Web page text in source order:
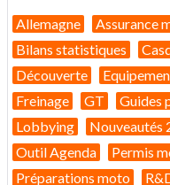
Allemagne Assurance
Bilans statistiques
Découverte
Freinage
GT Guides
Lobbying
Nouveautés
Outil Agenda
Permis
Préparations moto